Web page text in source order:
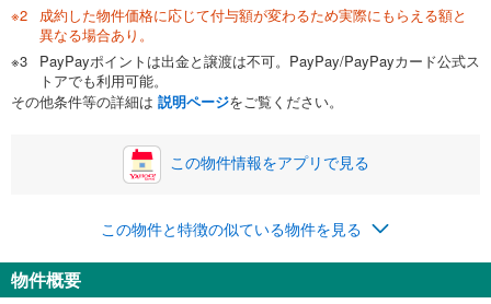
0万円 2,480万円
自己資金から住宅購入にかけられる金額を入力してくださ
い。一般的には物件価格の2割までが目安です。
閉じる
ボーナス
万円
0円
ナス時の増額分（1回分）を入力してください。
ボーナス払いの限度額は金融機関によって異なります。
閉じる
月々の返済額
成約した物件価格に応じて付与額が変わるため実際にもらえる額と
異なる場合あり。
PayPayポイントは出金と譲渡は不可。PayPay/PayPayカード公式ス
トアでも利用可能。
その他条件等の詳細は 説明ページをご覧ください。
この物件情報をアプリで見る
この物件と特徴の似ている物件を見る
物件概要